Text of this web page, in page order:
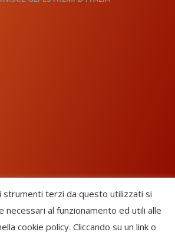
Choral Federation - APS Ente Terzo
strumenti terzi da questo utilizzati si
necessari al funzionamento ed utili alle
cookie policy. Cliccando su un link o